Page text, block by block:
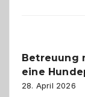
Betreuung
eine
28. April 2026